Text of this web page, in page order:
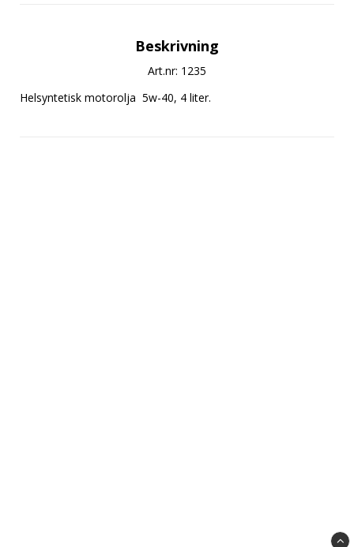
Beskrivning
Art.nr: 1235
Helsyntetisk motorolja  5w-40, 4 liter.